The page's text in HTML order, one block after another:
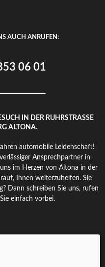
AUCH ANRUFEN:
06 01
IN DER RUHRSTRASSE 6
ALTONA.
automobile Leidenschaft!
Ansprechpartner in
im Herzen von Altona in der
Ihnen weiterzuhelfen. Sie
Dann schreiben Sie uns, rufen
einfach vorbei.